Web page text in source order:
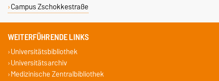
Campus Zschokkestraße
WEITERFÜHRENDE LINKS
Universitätsbibliothek
Universitätsarchiv
Medizinische Zentralbibliothek